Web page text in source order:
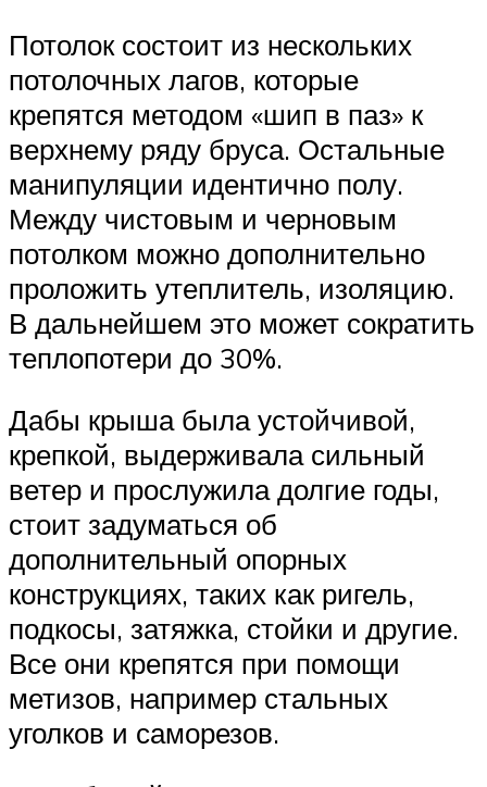
Потолок состоит из нескольких
потолочных лагов, которые
крепятся методом «шип в паз» к
верхнему ряду бруса. Остальные
манипуляции идентично полу.
Между чистовым и черновым
потолком можно дополнительно
проложить утеплитель, изоляцию.
В дальнейшем это может сократить
теплопотери до 30%.
Дабы крыша была устойчивой,
крепкой, выдерживала сильный
ветер и прослужила долгие годы,
стоит задуматься об
дополнительный опорных
конструкциях, таких как ригель,
подкосы, затяжка, стойки и другие.
Все они крепятся при помощи
метизов, например стальных
уголков и саморезов.